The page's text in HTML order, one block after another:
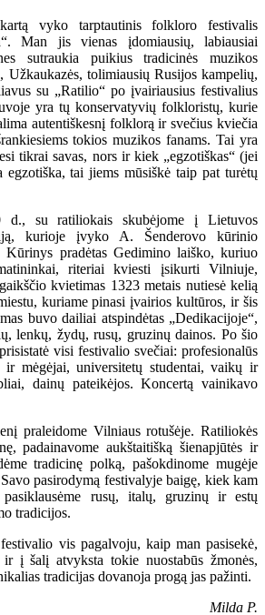
vyko tarptautinis folkloro festivalis
Man jis vienas įdomiausių, labiausiai
sutraukia puikius tradicinės muzikos
Užkaukazės, tolimiausių Rusijos kampelių,
su „Ratilio“ po įvairiausius festivalius
yra tų konservatyvių folkloristų, kurie
autentiškesnį folklorą ir svečius kviečia
tokios muzikos fanams. Tai yra
tikrai savas, nors ir kiek „egzotiškas“ (jei
tai jiems mūsiškė taip pat turėtų
d., su ratiliokais skubėjome į Lietuvos
kurioje įvyko A. Šenderovo kūrinio
Kūrinys pradėtas Gedimino laiško, kuriuo
riteriai kviesti įsikurti Vilniuje,
kvietimas 1323 metais nutiesė kelią
kuriame pinasi įvairios kultūros, ir šis
buvo dailiai atspindėtas „Dedikacijoje“,
lenkų, žydų, rusų, gruzinų dainos. Po šio
visi festivalio svečiai: profesionalūs
mėgėjai, universitetų studentai, vaikų ir
dainų pateikėjos. Koncertą vainikavo
praleidome Vilniaus rotušėje. Ratiliokės
padainavome aukštaitišką šienapjūtės ir
tradicinę polką, pašokdinome mugėje
pasirodymą festivalyje baigę, kiek kam
rusų, italų, gruzinų ir estų
tradicijos.
vis pagalvoju, kaip man pasisekė,
į šalį atvyksta tokie nuostabūs žmonės,
tradicijas dovanoja progą jas pažinti.
Milda P.